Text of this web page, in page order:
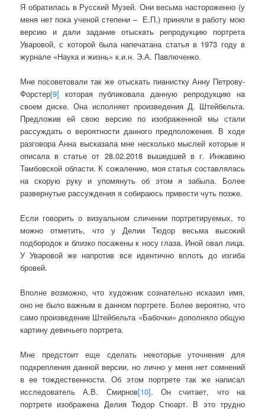
Я обратилась в Русский Музей. Они весьма настороженно (у
меня нет пока ученой степени – Е.П.) приняли в работу мою
версию и дали задание отыскать репродукцию портрета
Уваровой, с которой была напечатана статья в 1973 году в
журнале «Наука и жизнь» к.и.н. Э.А. Павлюченко.
Мне посоветовали так же отыскать пианистку Анну Петрову-
Форстер[9] которая публиковала данную репродукцию на
своем диске. Она исполняет произведения Д. Штейбельта.
Предложив ей свою версию по изображенной мы стали
рассуждать о вероятности данного предположения. В ходе
разговора Анна высказала мне несколько мыслей которые я
описала в статье от 28.02.2018 вышедшей в г. Инжавино
Тамбовской области. К сожалению, моя статья составлялась
на скорую руку и упомянуть об этом я забыла. Более
развернутые рассуждения я собираюсь привести чуть позже.
Если говорить о визуальном сличении портретируемых, то
можно отметить, что у Делии Тюдор весьма высокий
подбородок и близко посажены к носу глаза. Иной овал лица.
У Уваровой же напротив все идентично вплоть до изгиба
бровей.
Вполне возможно, что художник сознательно исказил имя,
оно не было важным в данном портрете. Более вероятно, что
само произведение Штейбельта «Бабочки» дополняло общую
картину девичьего портрета.
Мне предстоит еще сделать некоторые уточнения для
подкрепления данной версии, но лично у меня нет сомнений
в ее тождественности. Об этом портрете так же написал
исследователь А.В. Смирнов[10]. Он считает, что на
портрете изображена Делия Тюдор Стюарт. В это трудно